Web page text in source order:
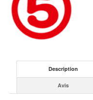
Description
Avis